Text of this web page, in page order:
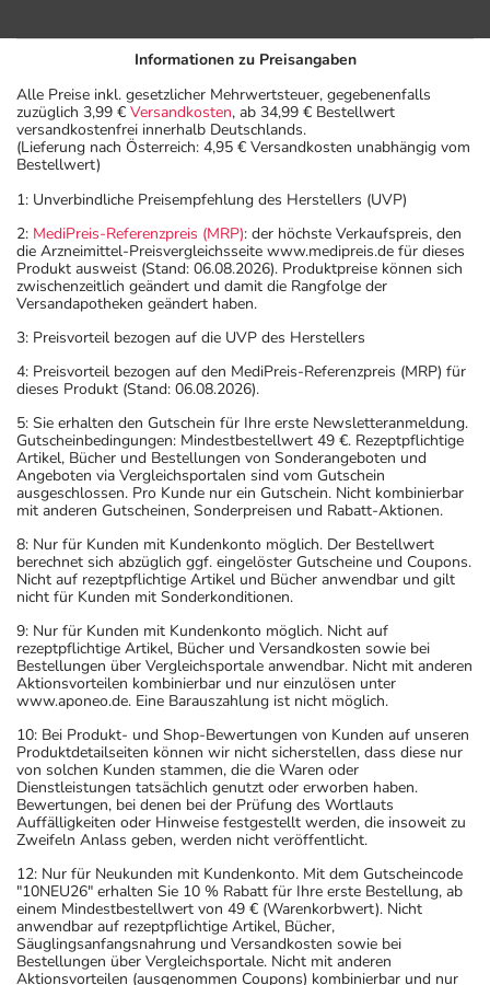
Informationen zu Preisangaben
Alle Preise inkl. gesetzlicher Mehrwertsteuer, gegebenenfalls
zuzüglich 3,99 € Versandkosten, ab 34,99 € Bestellwert
versandkostenfrei innerhalb Deutschlands.
(Lieferung nach Österreich: 4,95 € Versandkosten unabhängig vom
Bestellwert)
1: Unverbindliche Preisempfehlung des Herstellers (UVP)
2: MediPreis-Referenzpreis (MRP): der höchste Verkaufspreis, den
die Arzneimittel-Preisvergleichsseite www.medipreis.de für dieses
Produkt ausweist (Stand: 06.08.2026). Produktpreise können sich
zwischenzeitlich geändert und damit die Rangfolge der
Versandapotheken geändert haben.
3: Preisvorteil bezogen auf die UVP des Herstellers
4: Preisvorteil bezogen auf den MediPreis-Referenzpreis (MRP) für
dieses Produkt (Stand: 06.08.2026).
5: Sie erhalten den Gutschein für Ihre erste Newsletteranmeldung.
Gutscheinbedingungen: Mindestbestellwert 49 €. Rezeptpflichtige
Artikel, Bücher und Bestellungen von Sonderangeboten und
Angeboten via Vergleichsportalen sind vom Gutschein
ausgeschlossen. Pro Kunde nur ein Gutschein. Nicht kombinierbar
mit anderen Gutscheinen, Sonderpreisen und Rabatt-Aktionen.
8: Nur für Kunden mit Kundenkonto möglich. Der Bestellwert
berechnet sich abzüglich ggf. eingelöster Gutscheine und Coupons.
Nicht auf rezeptpflichtige Artikel und Bücher anwendbar und gilt
nicht für Kunden mit Sonderkonditionen.
9: Nur für Kunden mit Kundenkonto möglich. Nicht auf
rezeptpflichtige Artikel, Bücher und Versandkosten sowie bei
Bestellungen über Vergleichsportale anwendbar. Nicht mit anderen
Aktionsvorteilen kombinierbar und nur einzulösen unter
www.aponeo.de. Eine Barauszahlung ist nicht möglich.
10: Bei Produkt- und Shop-Bewertungen von Kunden auf unseren
Produktdetailseiten können wir nicht sicherstellen, dass diese nur
von solchen Kunden stammen, die die Waren oder
Dienstleistungen tatsächlich genutzt oder erworben haben.
Bewertungen, bei denen bei der Prüfung des Wortlauts
Auffälligkeiten oder Hinweise festgestellt werden, die insoweit zu
Zweifeln Anlass geben, werden nicht veröffentlicht.
12: Nur für Neukunden mit Kundenkonto. Mit dem Gutscheincode
"10NEU26" erhalten Sie 10 % Rabatt für Ihre erste Bestellung, ab
einem Mindestbestellwert von 49 € (Warenkorbwert). Nicht
anwendbar auf rezeptpflichtige Artikel, Bücher,
Säuglingsanfangsnahrung und Versandkosten sowie bei
Bestellungen über Vergleichsportale. Nicht mit anderen
Aktionsvorteilen (ausgenommen Coupons) kombinierbar und nur